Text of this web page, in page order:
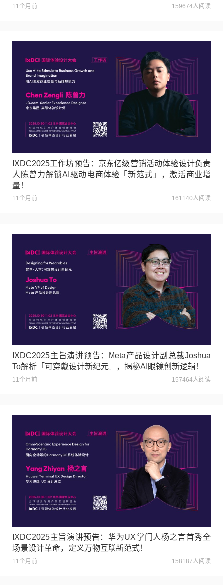
11个月前 159674人阅读
IXDC2025工作坊预告：京东亿级营销活动体验设计负责
人陈曾力解锁AI驱动电商体验「新范式」，激活商业增
量！
11个月前 161140人阅读
IXDC2025主旨演讲预告：Meta产品设计副总裁Joshua
To解析「可穿戴设计新纪元」，揭秘AI眼镜创新逻辑！
11个月前 157464人阅读
IXDC2025主旨演讲预告：华为UX掌门人杨之言首秀全
场景设计革命，定义万物互联新范式！
11个月前 158187人阅读